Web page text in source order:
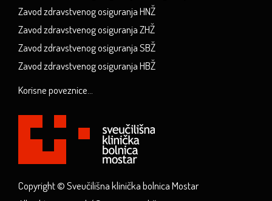
Zavod zdravstvenog osiguranja HNŽ
Zavod zdravstvenog osiguranja ZHŽ
Zavod zdravstvenog osiguranja SBŽ
Zavod zdravstvenog osiguranja HBŽ
Korisne poveznice...
Copyright © Sveučilišna klinička bolnica Mostar